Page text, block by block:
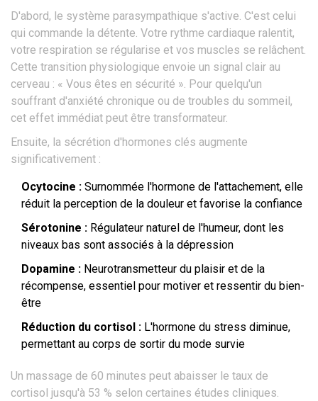
D'abord, le système parasympathique s'active. C'est celui
qui commande la détente. Votre rythme cardiaque ralentit,
votre respiration se régularise et vos muscles se relâchent.
Cette transition physiologique envoie un signal clair au
cerveau : « Vous êtes en sécurité ». Pour quelqu'un
souffrant d'anxiété chronique ou de troubles du sommeil,
cet effet immédiat peut être transformateur.
Ensuite, la sécrétion d'hormones clés augmente
significativement :
Ocytocine : Surnommée l'hormone de l'attachement, elle
réduit la perception de la douleur et favorise la confiance
Sérotonine : Régulateur naturel de l'humeur, dont les
niveaux bas sont associés à la dépression
Dopamine : Neurotransmetteur du plaisir et de la
récompense, essentiel pour motiver et ressentir du bien-
être
Réduction du cortisol : L'hormone du stress diminue,
permettant au corps de sortir du mode survie
Un massage de 60 minutes peut abaisser le taux de
cortisol jusqu'à 53 % selon certaines études cliniques.